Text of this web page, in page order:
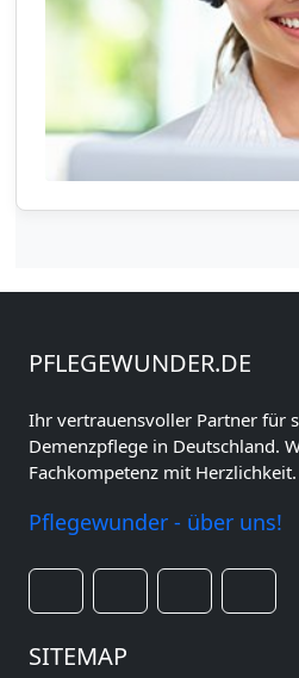
PFLEGEWUNDER.DE
Ihr vertrauensvoller Partner für
Demenzpflege in Deutschland.
Fachkompetenz mit Herzlichkeit.
Pflegewunder - über uns!
SITEMAP